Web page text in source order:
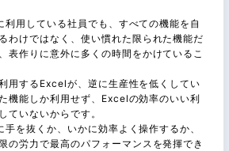
用している社員でも、すべての機能を自
わけではなく、使い慣れた限られた機能だ
表作りに意外に多くの時間をかけているこ
用するExcelが、逆に生産性を低くしてい
機能しか利用せず、Excelの効率のいい利
ていないからです。
を抜くか、いかに効率よく操作するか、
の労力で最高のパフォーマンスを発揮でき